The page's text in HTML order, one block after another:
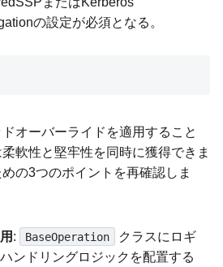
の設定が必須となる。
オーバーライドを適用すること
軟性と堅牢性を同時に獲得できま
の3つのポイントを再確認しま
: BaseOperation
クラスにロギ
ンドリングロジックを配置する